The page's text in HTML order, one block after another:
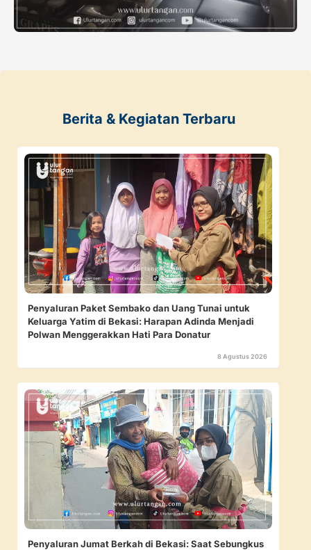
Berita & Kegiatan Terbaru
Penyaluran Paket Sembako dan Uang Tunai untuk
Keluarga Yatim di Bekasi: Harapan Adinda Menjadi
Polwan Menggerakkan Hati Para Donatur
8 Agustus 2026
Penyaluran Jumat Berkah di Bekasi: Saat Sebungkus